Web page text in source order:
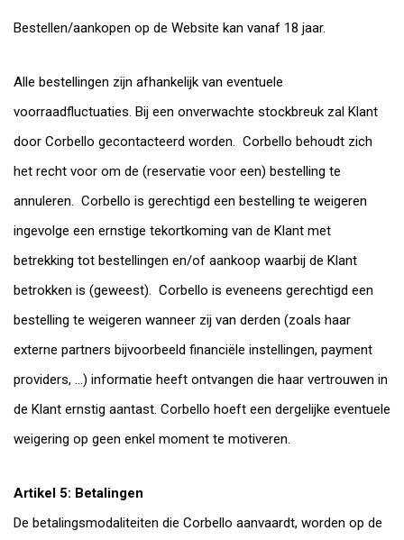
Bestellen/aankopen op de Website kan vanaf 18 jaar.
Alle bestellingen zijn afhankelijk van eventuele
voorraadfluctuaties. Bij een onverwachte stockbreuk zal Klant
door Corbello gecontacteerd worden. Corbello behoudt zich
het recht voor om de (reservatie voor een) bestelling te
annuleren. Corbello is gerechtigd een bestelling te weigeren
ingevolge een ernstige tekortkoming van de Klant met
betrekking tot bestellingen en/of aankoop waarbij de Klant
betrokken is (geweest). Corbello is eveneens gerechtigd een
bestelling te weigeren wanneer zij van derden (zoals haar
externe partners bijvoorbeeld financiële instellingen, payment
providers, …) informatie heeft ontvangen die haar vertrouwen in
de Klant ernstig aantast. Corbello hoeft een dergelijke eventuele
weigering op geen enkel moment te motiveren.
Artikel 5: Betalingen
De betalingsmodaliteiten die Corbello aanvaardt, worden op de